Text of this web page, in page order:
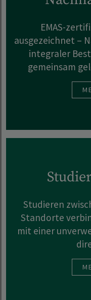
EMAS-
ausgezeichnet –
integraler
gemeinsam
Studieren
Standorte
mit einer